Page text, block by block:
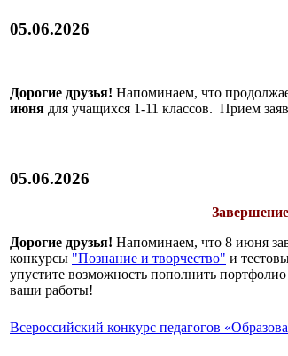
05.06.2026
Дорогие друзья! Напоминаем, что
июня для учащихся 1-11 классов. Прием
05.06.2026
Дорогие друзья! Напоминаем, что 8 июня
конкурсы "Познание и творчество" и
упустите возможность пополнить
ваши работы!
Всероссийский конкурс педагогов